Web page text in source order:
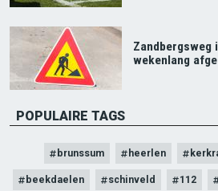
Zandbergsweg
wekenlang
POPULAIRE TAGS
brunssum heerlen
beekdaelen schinveld 112